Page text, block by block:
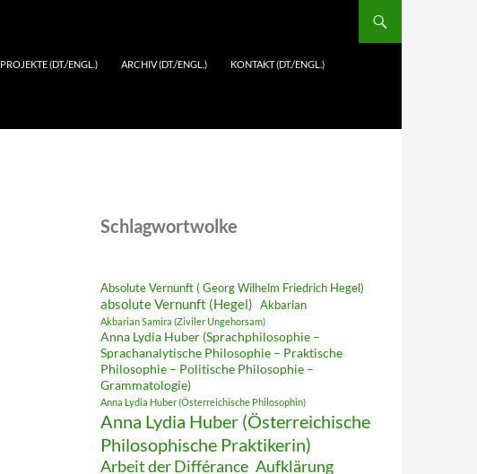
PROJEKTE (DT./ENGL.) ARCHIV (DT./ENGL.) KONTAKT (DT./ENGL.)
Schlagwortwolke
Absolute Vernunft ( Georg Wilhelm Friedrich Hegel)
absolute Vernunft (Hegel) Akbarian
Akbarian Samira (Ziviler Ungehorsam)
Anna Lydia Huber (Sprachphilosophie –
Sprachanalytische Philosophie – Praktische
Philosophie – Politische Philosophie –
Grammatologie)
Anna Lydia Huber (Österreichische Philosophin)
Anna Lydia Huber (Österreichische
Philosophische Praktikerin)
Arbeit der Différance Aufklärung